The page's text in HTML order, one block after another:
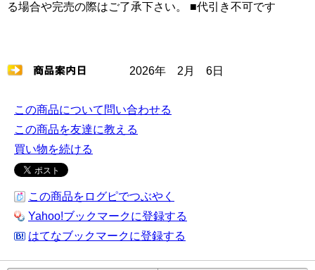
る場合や完売の際はご了承下さい。 ■代引き不可です
2026年 2月 6日
この商品について問い合わせる
この商品を友達に教える
買い物を続ける
この商品をログピでつぶやく
Yahoo!ブックマークに登録する
はてなブックマークに登録する